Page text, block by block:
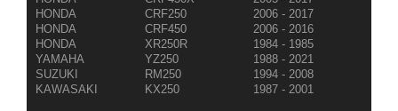
HONDA
CRF250
2006 - 2017
HONDA
CRF450
2006 - 2016
HONDA
XR250R
1984 - 1985
YAMAHA
YZ250
1988 - 2021
SUZUKI
RM250
1994 - 2008
KAWASAKI
KX250 1987 - 2001